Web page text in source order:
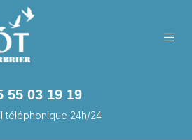
55 03 19 19
téléphonique 24h/24